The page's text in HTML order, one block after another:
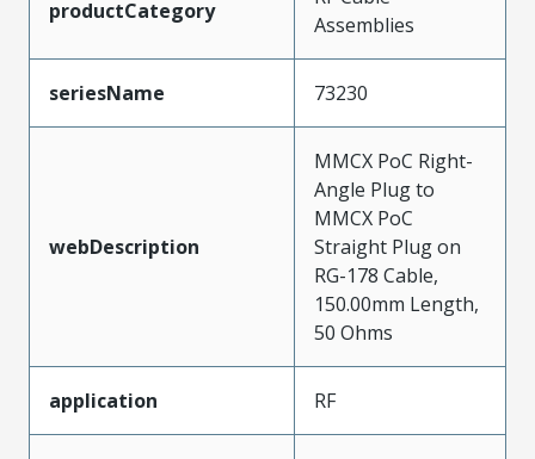
productCategory
Assemblies
seriesName 73230
webDescription
MMCX PoC Right-
Angle Plug to
MMCX PoC
Straight Plug on
RG-178 Cable,
150.00mm Length,
50 Ohms
application RF